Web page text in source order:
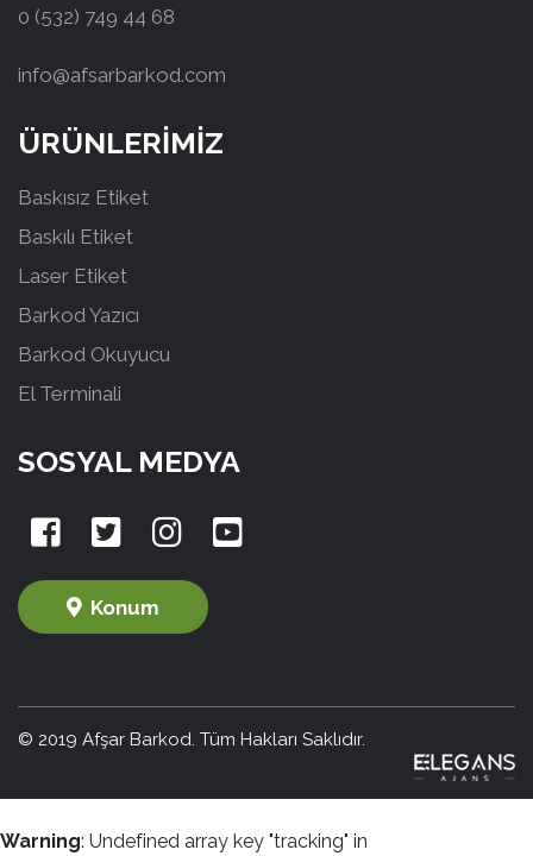
0 (532) 749 44 68
info@afsarbarkod.com
ÜRÜNLERİMİZ
Baskısız Etiket
Baskılı Etiket
Laser Etiket
Barkod Yazıcı
Barkod Okuyucu
El Terminali
SOSYAL MEDYA
Konum
© 2019 Afşar Barkod. Tüm Hakları Saklıdır.
Warning: Undefined array key "tracking" in